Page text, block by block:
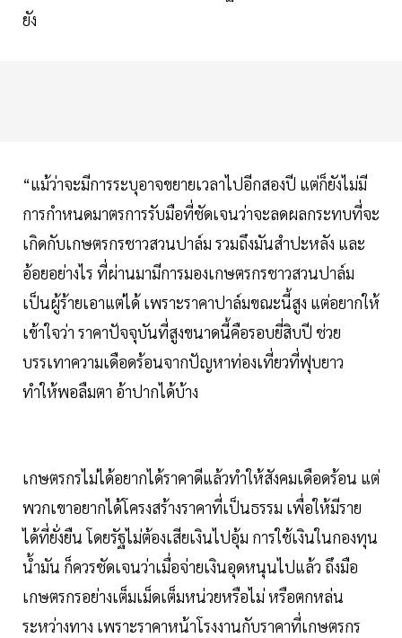
ยัง
“แม้ว่าจะมีการระบุอาจขยายเวลาไปอีกสองปี แต่ก็ยังไม่มี
การกำหนดมาตรการรับมือที่ชัดเจนว่าจะลดผลกระทบที่จะ
เกิดกับเกษตรกรชาวสวนปาล์ม รวมถึงมันสำปะหลัง และ
อ้อยอย่างไร ที่ผ่านมามีการมองเกษตรกรชาวสวนปาล์ม
เป็นผู้ร้ายเอาแต่ได้ เพราะราคาปาล์มขณะนี้สูง แต่อยากให้
เข้าใจว่า ราคาปัจจุบันที่สูงขนาดนี้คือรอบยี่สิบปี ช่วย
บรรเทาความเดือดร้อนจากปัญหาท่องเที่ยวที่ฟุบยาว
ทำให้พอลืมตา อ้าปากได้บ้าง
เกษตรกรไม่ได้อยากได้ราคาดีแล้วทำให้สังคมเดือดร้อน แต่
พวกเขาอยากได้โครงสร้างราคาที่เป็นธรรม เพื่อให้มีราย
ได้ที่ยั่งยืน โดยรัฐไม่ต้องเสียเงินไปอุ้ม การใช้เงินในกองทุน
น้ำมัน ก็ควรชัดเจนว่าเมื่อจ่ายเงินอุดหนุนไปแล้ว ถึงมือ
เกษตรกรอย่างเต็มเม็ดเต็มหน่วยหรือไม่ หรือตกหล่น
ระหว่างทาง เพราะราคาหน้าโรงงานกับราคาที่เกษตรกร